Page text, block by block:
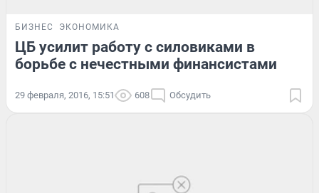
БИЗНЕС ЭКОНОМИКА
ЦБ усилит работу с силовиками в
борьбе с нечестными финансистами
29 февраля, 2016, 15:51 608 Обсудить